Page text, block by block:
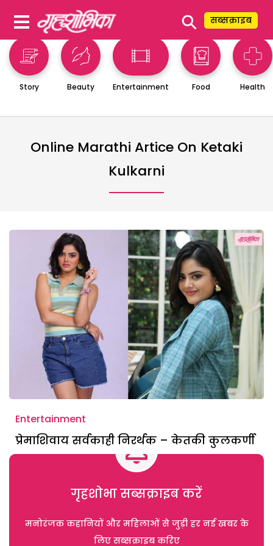
⚲ सब्सक्राइब
Story Beauty Entertainment Food Health
Online Marathi Artice On Ketaki
Kulkarni
Entertainment
प्रेमाशिवाय सर्वकाही निरर्थक – केतकी कुलकर्णी
गृहशोभा सब्सक्राइब करें
मनोरंजक कहानियों और महिलाओं से जुड़ी हर नई खबर के
लिए सब्सक्राइब करिए